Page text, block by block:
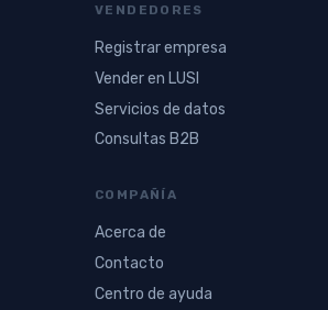
VENDEDORES
Registrar empresa
Vender en LUSI
Servicios de datos
Consultas B2B
COMPAÑÍA
Acerca de
Contacto
Centro de ayuda